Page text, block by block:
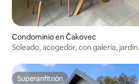
Condominio en Čakovec
Soleado, acogedor, con galería,
Superanfitrión